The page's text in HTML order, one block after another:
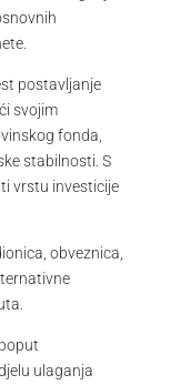
postavljanje
svojim
fonda,
stabilnosti. S
vrstu investicije
obveznica,
ulaganja